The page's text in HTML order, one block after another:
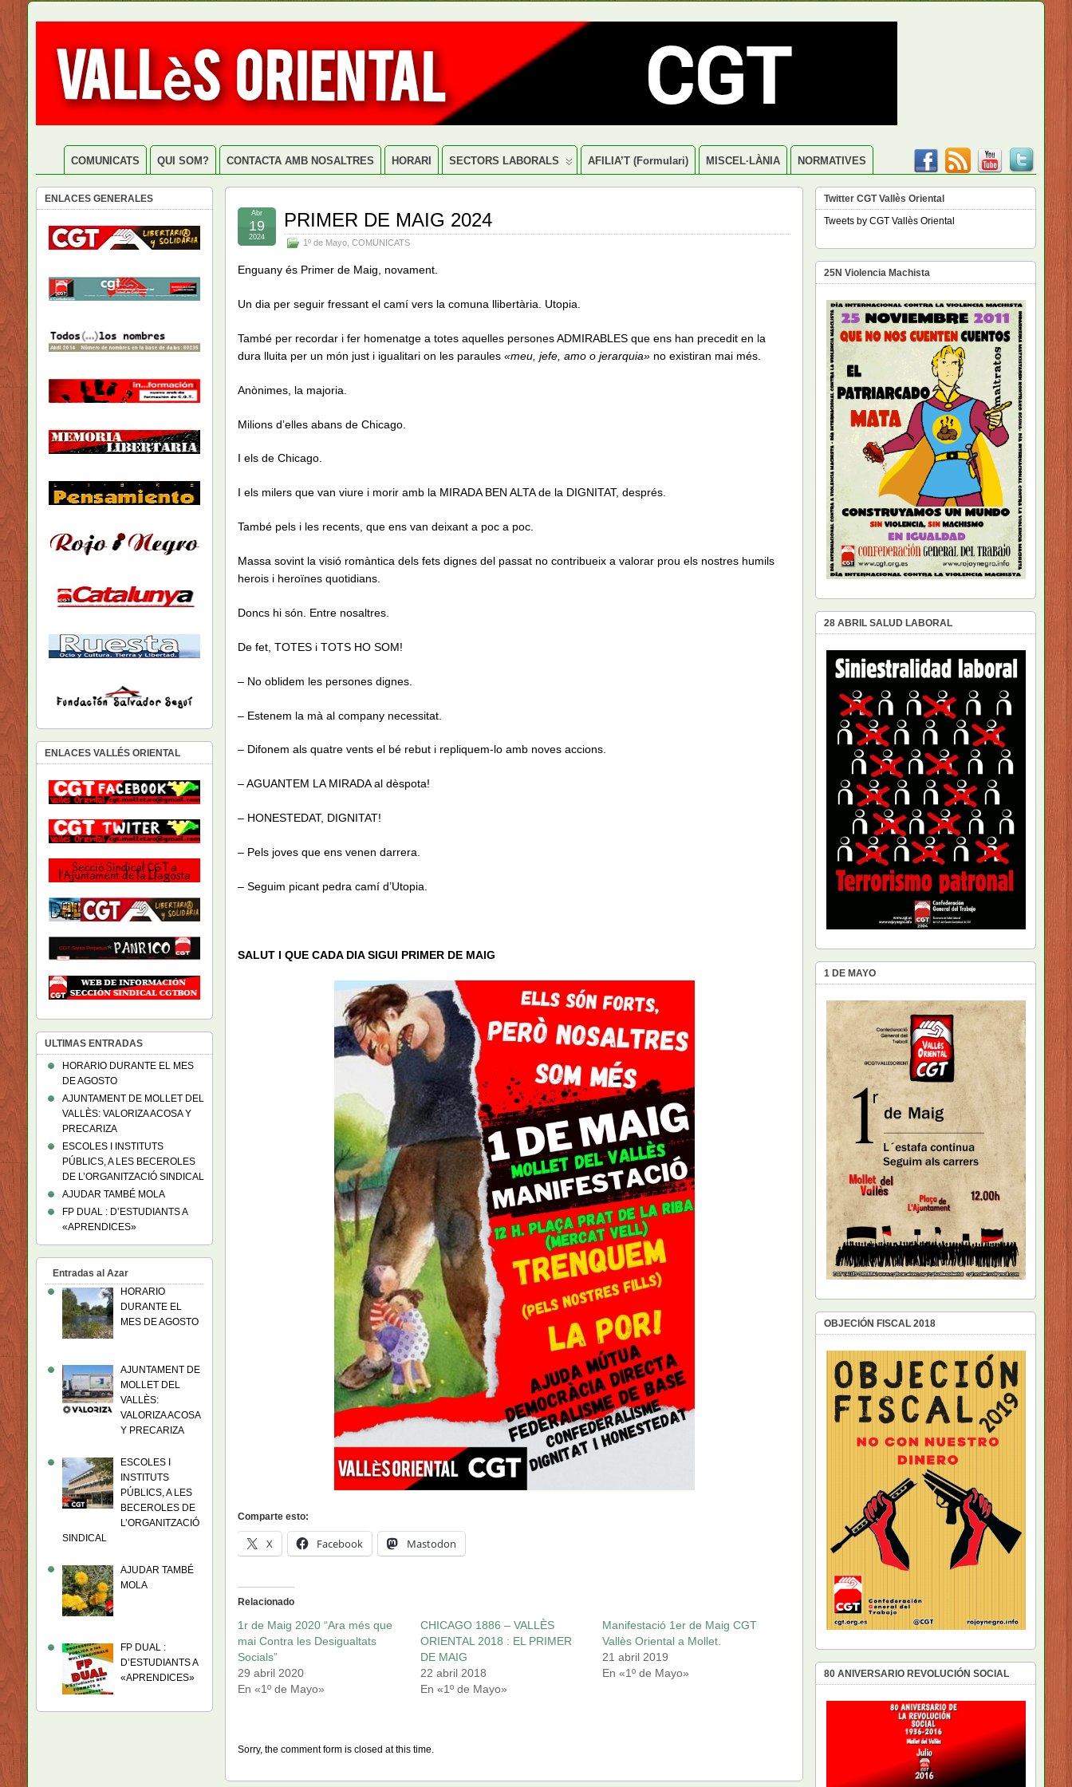
COMUNICATS QUI SOM? CONTACTA AMB NOSALTRES HORARI SECTORS LABORALS AFILIA’T (formulari) MISCEL·LÀNIA NORMATIVES
PRIMER DE MAIG 2024
1º de Mayo COMUNICATS
Abr
19
2024
Enguany és Primer de Maig, novament.
Un dia per seguir fressant el camí vers la comuna llibertària. Utopia.
També per recordar i fer homenatge a totes aquelles persones ADMIRABLES que ens han precedit en la
dura lluita per un món just i igualitari on les paraules «meu, jefe, amo o jerarquia» no existiran mai més.
Anònimes, la majoria.
Milions d’elles abans de Chicago.
I els de Chicago.
I els milers que van viure i morir amb la MIRADA BEN ALTA de la DIGNITAT, després.
També pels i les recents, que ens van deixant a poc a poc.
Massa sovint la visió romàntica dels fets dignes del passat no contribueix a valorar prou els nostres humils
herois i heroïnes quotidians.
Doncs hi són. Entre nosaltres.
De fet, TOTES i TOTS HO SOM!
– No oblidem les persones dignes.
– Estenem la mà al company necessitat.
– Difonem als quatre vents el bé rebut i repliquem-lo amb noves accions.
– AGUANTEM LA MIRADA al dèspota!
– HONESTEDAT, DIGNITAT!
– Pels joves que ens venen darrera.
– Seguim picant pedra camí d’Utopia.
SALUT I QUE CADA DIA SIGUI PRIMER DE MAIG
Comparte esto:
X Facebook Mastodon
Relacionado
1r de Maig 2020 “Ara més que
mai Contra les Desigualtats
Socials”
29 abril 2020
En «1º de Mayo»
CHICAGO 1886 – VALLÈS
ORIENTAL 2018 : EL PRIMER
DE MAIG
22 abril 2018
En «1º de Mayo»
Manifestació 1er de Maig CGT
Vallès Oriental a Mollet.
21 abril 2019
En «1º de Mayo»
Sorry, the comment form is closed at this time.
ENLACES GENERALES
ENLACES VALLÉS ORIENTAL
ULTIMAS ENTRADAS
HORARIO DURANTE EL MES
DE AGOSTO
AJUNTAMENT DE MOLLET DEL
VALLÈS: VALORIZA ACOSA Y
PRECARIZA
ESCOLES I INSTITUTS
PÚBLICS, A LES BECEROLES
DE L’ORGANITZACIÓ SINDICAL
AJUDAR TAMBÉ MOLA
FP DUAL : D’ESTUDIANTS A
«APRENDICES»
Entradas al Azar
HORARIO
DURANTE EL
MES DE AGOSTO
AJUNTAMENT DE
MOLLET DEL
VALLÈS:
VALORIZA ACOSA
Y PRECARIZA
ESCOLES I
INSTITUTS
PÚBLICS, A LES
BECEROLES DE
L’ORGANITZACIÓ
SINDICAL
AJUDAR TAMBÉ
MOLA
FP DUAL :
D’ESTUDIANTS A
«APRENDICES»
Twitter CGT Vallès Oriental
Tweets by CGT Vallès Oriental
25N Violencia Machista
28 ABRIL SALUD LABORAL
1 DE MAYO
OBJECIÓN FISCAL 2018
80 ANIVERSARIO REVOLUCIÓN SOCIAL